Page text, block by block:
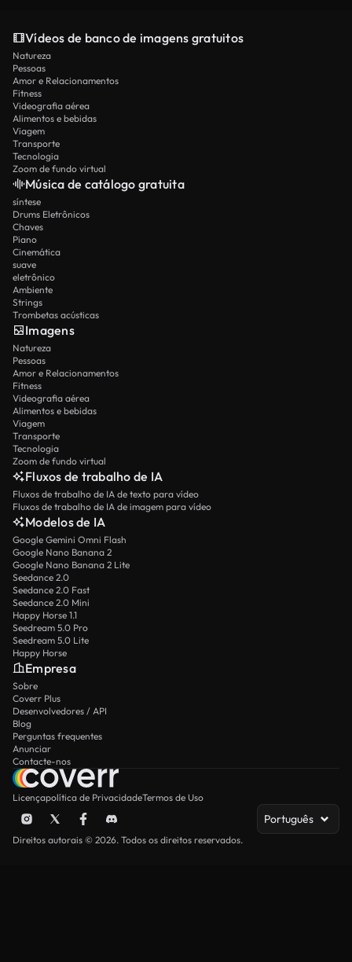
Vídeos de banco de imagens gratuitos
Natureza
Pessoas
Amor e Relacionamentos
Fitness
Videografia aérea
Alimentos e bebidas
Viagem
Transporte
Tecnologia
Zoom de fundo virtual
Música de catálogo gratuita
síntese
Drums Eletrônicos
Chaves
Piano
Cinemática
suave
eletrônico
Ambiente
Strings
Trombetas acústicas
Imagens
Natureza
Pessoas
Amor e Relacionamentos
Fitness
Videografia aérea
Alimentos e bebidas
Viagem
Transporte
Tecnologia
Zoom de fundo virtual
Fluxos de trabalho de IA
Fluxos de trabalho de IA de texto para vídeo
Fluxos de trabalho de IA de imagem para vídeo
Modelos de IA
Google Gemini Omni Flash
Google Nano Banana 2
Google Nano Banana 2 Lite
Seedance 2.0
Seedance 2.0 Fast
Seedance 2.0 Mini
Happy Horse 1.1
Seedream 5.0 Pro
Seedream 5.0 Lite
Happy Horse
Empresa
Sobre
Coverr Plus
Desenvolvedores / API
Blog
Perguntas frequentes
Anunciar
Contacte-nos
Licençapolítica de PrivacidadeTermos de Uso
Português
Direitos autorais © 2026. Todos os direitos reservados.